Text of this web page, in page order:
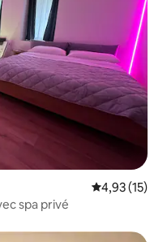
Évaluation
4,93 (15)
spa privé